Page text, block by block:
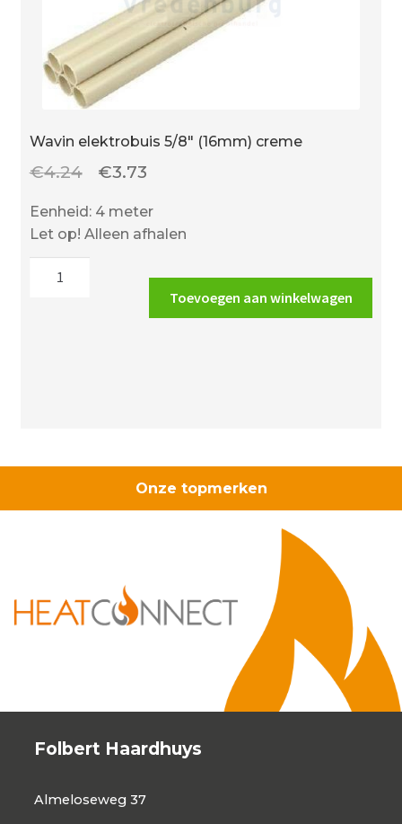
Wavin elektrobuis 5/8″ (16mm) creme
€4.24
Oorspronkelijke
was:
€4.24.
€3.73Huidige
is:
Eenheid: 4 meter
Let op! Alleen afhalen
Toevoegen aan winkelwagen
Onze topmerken
Folbert Haardhuys
Almeloseweg 37